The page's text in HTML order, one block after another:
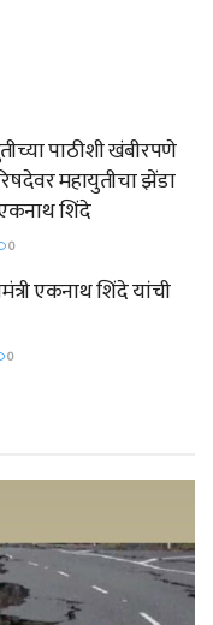
पाठीशी खंबीरपणे
महायुतीचा झेंडा
शिंदे
0
एकनाथ शिंदे यांची
0